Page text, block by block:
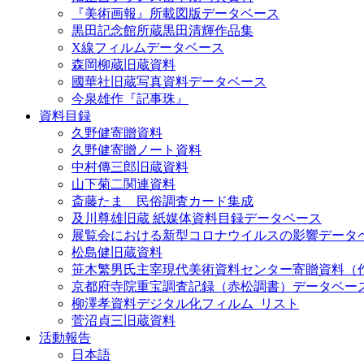
『美術画報』所載図版データベース
黒田記念館所蔵黒田清輝作品集
X線フィルムデータベース
森岡柳蔵旧蔵資料
國華社旧蔵写真資料データベース
今泉雄作『記事珠』
資料目録
久野健寄贈資料
久野健寄贈ノート資料
中村傳三郎旧蔵資料
山下菊二関連資料
斎藤たま 民俗調査カード集成
及川尊雄旧蔵 紙媒体資料目録データベース
展覧会における新型コロナウイルスの影響データ
松島健旧蔵資料
笹木繁男氏主宰現代美術資料センター寄贈資料（
京都府寺院重宝調査記録（赤松調書）データベー
柳澤孝資料デジタル化フィルム_リスト
菅沼貞三旧蔵資料
活動報告
日本語